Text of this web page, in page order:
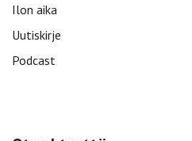
Ilon aika
Uutiskirje
Podcast